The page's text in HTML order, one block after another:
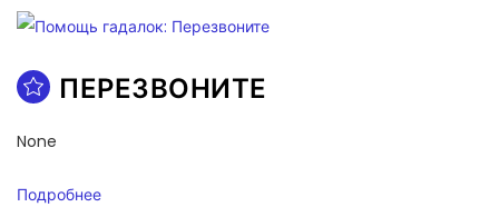
ПЕРЕЗВОНИТЕ
None
Подробнее